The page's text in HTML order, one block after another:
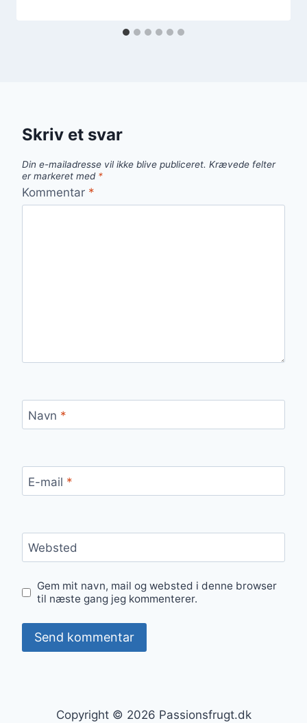
Skriv et svar
Din e-mailadresse vil ikke blive publiceret. Krævede felter
er markeret med *
Kommentar *
Navn *
E-mail *
Websted
Gem mit navn, mail og websted i denne browser
til næste gang jeg kommenterer.
Copyright © 2026 Passionsfrugt.dk